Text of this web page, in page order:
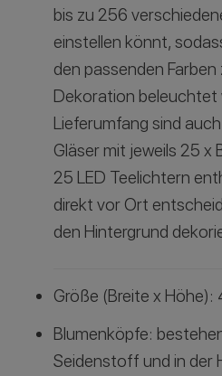
bis zu 256
einstellen könnt,
den passenden Farben
Dekoration beleuchtet
Lieferumfang sind
Gläser mit jeweils 25 x
25 LED Teelichtern
direkt vor Ort
den Hintergrund
Größe (Breite x Höhe):
Blumenköpfe:
Seidenstoff und in der